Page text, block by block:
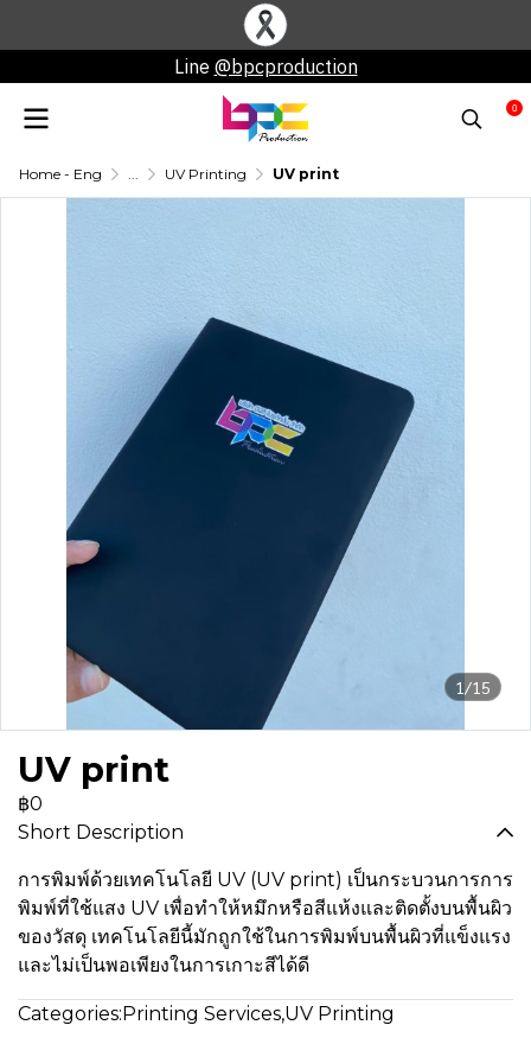
Line @bpcproduction
0
Home - Eng ... UV Printing UV print
1/15
UV print
฿0
Short Description
การพิมพ์ด้วยเทคโนโลยี UV (UV print) เป็นกระบวนการการ
พิมพ์ที่ใช้แสง UV เพื่อทำให้หมึกหรือสีแห้งและติดตั้งบนพื้นผิว
ของวัสดุ เทคโนโลยีนี้มักถูกใช้ในการพิมพ์บนพื้นผิวที่แข็งแรง
และไม่เป็นพอเพียงในการเกาะสีได้ดี
Categories:Printing Services,UV Printing